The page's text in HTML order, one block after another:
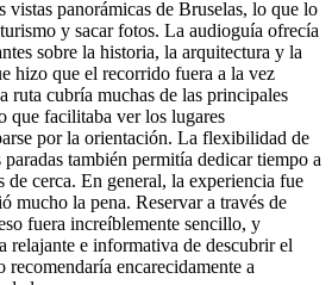
vistas panorámicas de Bruselas, lo que lo
y sacar fotos. La audioguía ofrecía
sobre la historia, la arquitectura y la
hizo que el recorrido fuera a la vez
cubría muchas de las principales
que facilitaba ver los lugares
por la orientación. La flexibilidad de
también permitía dedicar tiempo a
de cerca. En general, la experiencia fue
mucho la pena. Reservar a través de
fuera increíblemente sencillo, y
relajante e informativa de descubrir el
recomendaría encarecidamente a